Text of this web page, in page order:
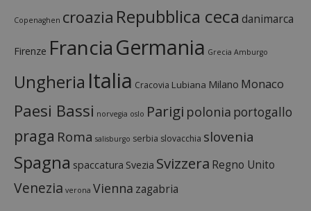
Copenaghen croazia Repubblica ceca danimarca
Firenze FranciaGermania Grecia Amburgo
Ungheria Italia Cracovia Lubiana Milano Monaco
Paesi Bassi norvegia oslo Parigi polonia portogallo
praga Roma salisburgo serbia slovacchia slovenia
Spagna spaccatura Svezia Svizzera Regno Unito
Venezia verona Vienna zagabria